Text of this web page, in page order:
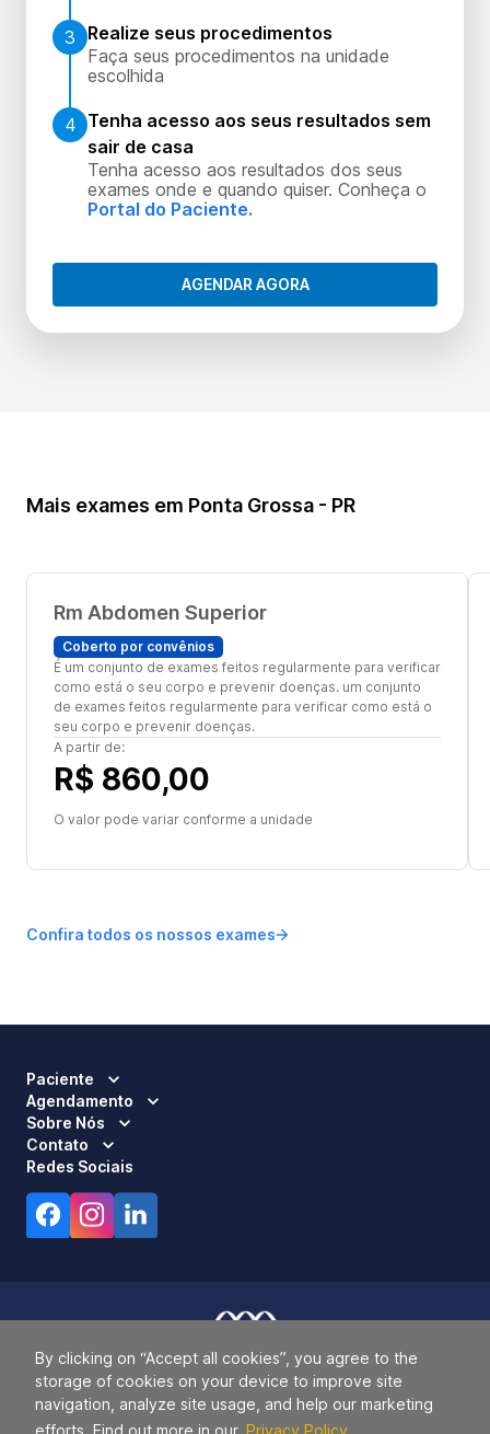
By clicking on “Accept all cookies”, you agree to the
storage of cookies on your device to improve site
navigation, analyze site usage, and help our marketing
3
Realize seus procedimentos
Faça seus procedimentos na unidade
escolhida
4 Tenha acesso aos seus resultados sem
sair de casa
Tenha acesso aos resultados dos seus
exames onde e quando quiser. Conheça o
Portal do Paciente.
AGENDAR AGORA
Mais exames em Ponta Grossa - PR
Rm Abdomen Superior
Coberto por convênios
É um conjunto de exames feitos regularmente para verificar
como está o seu corpo e prevenir doenças. um conjunto
de exames feitos regularmente para verificar como está o
seu corpo e prevenir doenças.
A partir de:
R$ 860,00
O valor pode variar conforme a unidade
Confira todos os nossos exames
Paciente
Agendamento
Sobre Nós
Contato
Redes Sociais
Responsável Técnico:
Dra. Luci Mara Barbiero – CRM 120.433/SP
2026 ALLIANÇA. TODOS OS DIREITOS RESERVADOS.
00.677.560/0001-85.